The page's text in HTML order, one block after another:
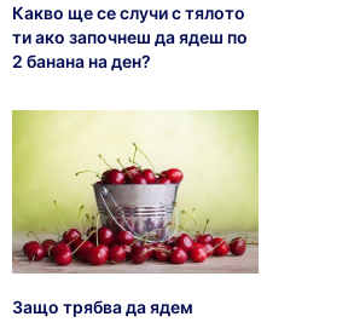
Какво ще се случи с тялото
ти ако започнеш да ядеш по
2 банана на ден?
Защо трябва да ядем